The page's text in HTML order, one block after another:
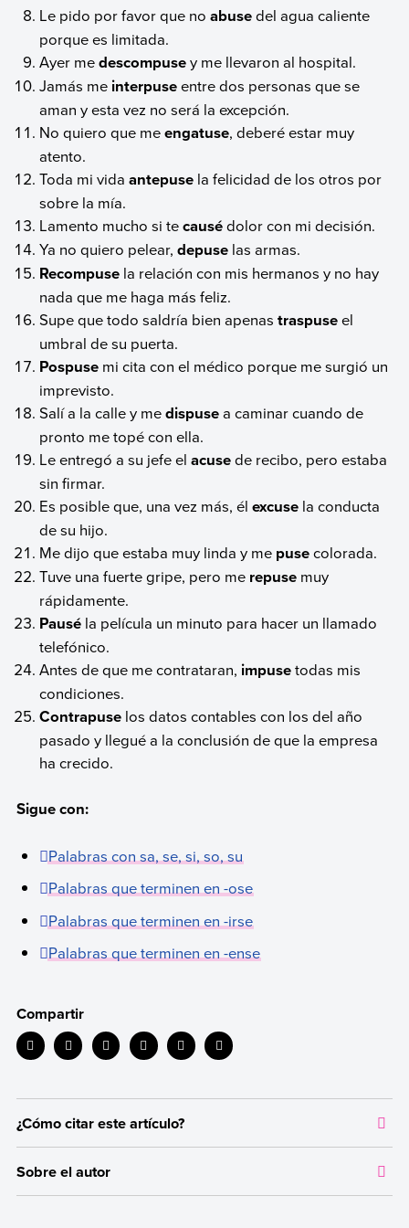
Le pido por favor que noabusedel agua caliente
porque es limitada.
Ayer medescompusey me llevaron al hospital.
Jamás me interpuseentre dos personas que se
aman y esta vez no será la excepción.
No quiero que meengatuse, deberé estar muy
atento.
Toda mi vidaantepuse la felicidad de los otros por
sobre la mía.
Lamento mucho si tecausédolor con mi decisión.
Ya no quiero pelear,depuse las armas.
Recompuse la relación con mis hermanos y no hay
nada que me haga más feliz.
Supe que todo saldría bien apenastraspuseel
umbral de su puerta.
Pospuse mi cita con el médico porque me surgió un
imprevisto.
Salí a la calle y medispusea caminar cuando de
pronto me topé con ella.
Le entregó a su jefe elacusede recibo, pero estaba
sin firmar.
Es posible que, una vez más, élexcuse la conducta
de su hijo.
Me dijo que estaba muy linda y me pusecolorada.
Tuve una fuerte gripe, pero me repuse muy
rápidamente.
Pausé la película un minuto para hacer un llamado
telefónico.
Antes de que me contrataran, impusetodas mis
condiciones.
Contrapuse los datos contables con los del año
pasado y llegué a la conclusión de que la empresa
ha crecido.
Sigue con:
Palabras con sa, se, si, so, su
Palabras que terminen en -ose
Palabras que terminen en -irse
Palabras que terminen en -ense
Compartir
¿Cómo citar este artículo?
dar crédito a los autores correspondientes y evitar incurrir en
plagio. Además, permite a los lectores acceder a las fuentes
Sobre el autor